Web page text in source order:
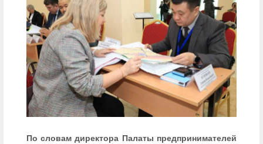
По словам директора Палаты предпринимателей